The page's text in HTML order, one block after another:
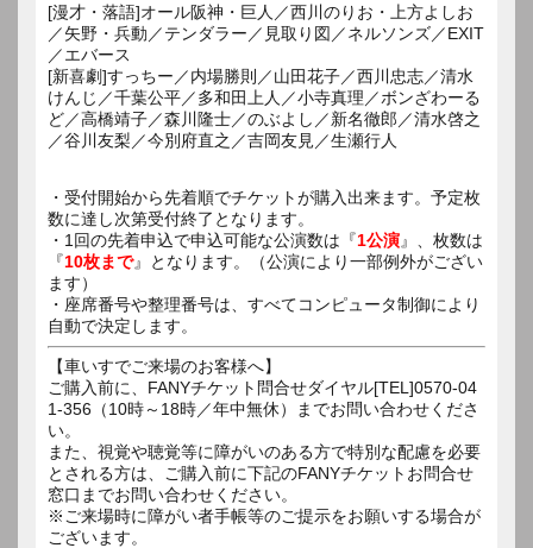
[漫才・落語]オール阪神・巨人／西川のりお・上方よしお
／矢野・兵動／テンダラー／見取り図／ネルソンズ／EXIT
／エバース
[新喜劇]すっちー／内場勝則／山田花子／西川忠志／清水
けんじ／千葉公平／多和田上人／小寺真理／ボンざわーる
ど／高橋靖子／森川隆士／のぶよし／新名徹郎／清水啓之
／谷川友梨／今別府直之／吉岡友見／生瀬行人
・受付開始から先着順でチケットが購入出来ます。予定枚
数に達し次第受付終了となります。
・1回の先着申込で申込可能な公演数は『1公演』、枚数は
『10枚まで』となります。（公演により一部例外がござい
ます）
・座席番号や整理番号は、すべてコンピュータ制御により
自動で決定します。
【車いすでご来場のお客様へ】
ご購入前に、FANYチケット問合せダイヤル[TEL]0570-04
1-356（10時～18時／年中無休）までお問い合わせくださ
い。
また、視覚や聴覚等に障がいのある方で特別な配慮を必要
とされる方は、ご購入前に下記のFANYチケットお問合せ
窓口までお問い合わせください。
※ご来場時に障がい者手帳等のご提示をお願いする場合が
ございます。